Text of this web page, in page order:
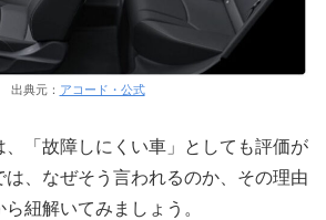
出典元： アコード・公式
、「故障しにくい車」としても評価が
、なぜそう言われるのか、その理由
紐解いてみましょう。